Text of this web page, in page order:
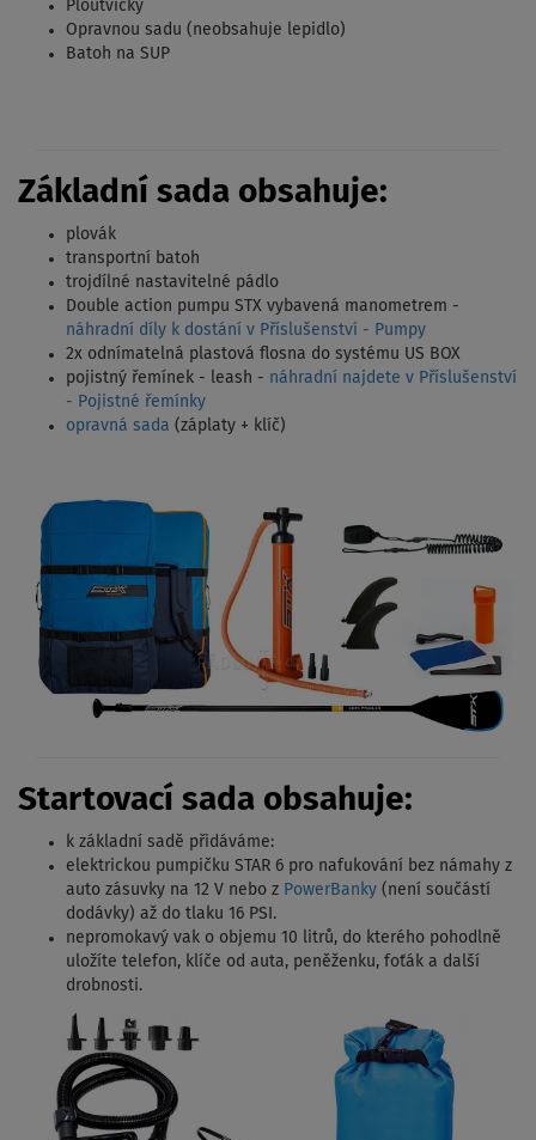
Ploutvičky
Opravnou sadu (neobsahuje lepidlo)
Batoh na SUP
Základní sada obsahuje:
plovák
transportní batoh
trojdílné nastavitelné pádlo
Double action pumpu STX vybavená manometrem -
náhradní díly k dostání v Příslušenství - Pumpy
2x odnímatelná plastová flosna do systému US BOX
pojistný řemínek - leash - náhradní najdete v Příslušenství
- Pojistné řemínky
opravná sada (záplaty + klíč)
Startovací sada obsahuje:
k základní sadě přidáváme:
elektrickou pumpičku STAR 6 pro nafukování bez námahy z
auto zásuvky na 12 V nebo z PowerBanky (není součástí
dodávky) až do tlaku 16 PSI.
nepromokavý vak o objemu 10 litrů, do kterého pohodlně
uložíte telefon, klíče od auta, peněženku, foťák a další
drobnosti.